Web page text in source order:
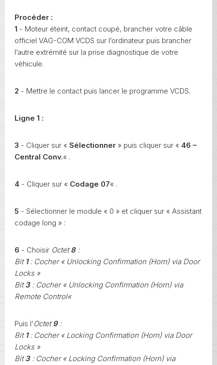
Procéder :
1 - Moteur éteint, contact coupé, brancher votre câble
officiel VAG-COM VCDS sur l’ordinateur puis brancher
l’autre extrémité sur la prise diagnostique de votre
véhicule.
2 - Mettre le contact puis lancer le programme VCDS.
Ligne 1 :
3 - Cliquer sur « Sélectionner » puis cliquer sur « 46 –
Central Conv.« .
4 - Cliquer sur « Codage 07« .
5 - Sélectionner le module « 0 » et cliquer sur « Assistant
codage long » :
6 - Choisir Octet8:
Bit 1: Cocher « Unlocking Confirmation (Horn) via Door
Locks »
Bit3: Cocher « Unlocking Confirmation (Horn) via
Remote Control«
Puis l’Octet9:
Bit 1: Cocher « Locking Confirmation (Horn) via Door
Locks »
Bit3: Cocher « Locking Confirmation (Horn) via